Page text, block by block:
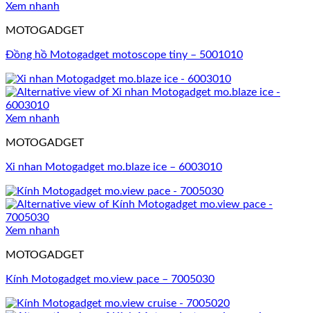
Xem nhanh
MOTOGADGET
Đồng hồ Motogadget motoscope tiny – 5001010
Xem nhanh
MOTOGADGET
Xi nhan Motogadget mo.blaze ice – 6003010
Xem nhanh
MOTOGADGET
Kính Motogadget mo.view pace – 7005030